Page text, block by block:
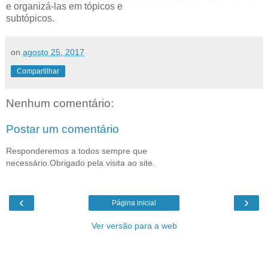
e organizá-las em tópicos e
subtópicos.
on agosto 25, 2017
Compartilhar
Nenhum comentário:
Postar um comentário
Responderemos a todos sempre que
necessário.Obrigado pela visita ao site.
‹ ›
Página inicial
Ver versão para a web